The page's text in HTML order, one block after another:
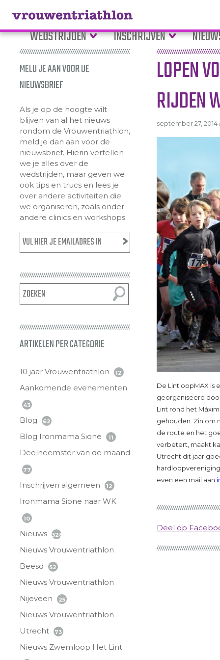
WEDSTRIJDEN INSCHRIJVEN
MELD JE AAN VOOR DE
NIEUWSBRIEF
Als je op de hoogte wilt
blijven van al het nieuws
rondom de Vrouwentriathlon,
meld je dan aan voor de
nieuwsbrief. Hierin vertellen
we je alles over de
wedstrijden, maar geven we
ook tips en trucs en lees je
over andere activiteiten die
we organiseren, zoals onder
andere clinics en workshops.
ARTIKELEN PER CATEGORIE
10 jaar Vrouwentriathlon 12
Aankomende evenementen
43
Blog 62
Blog Ironmama Sione 11
Deelneemster van de maand
77
Inschrijven algemeen 12
Ironmama Sione naar WK
10
Nieuws 328
Nieuws Vrouwentriathlon
Beesd
52
Nieuws Vrouwentriathlon
Nijeveen
25
Nieuws Vrouwentriathlon
Utrecht
73
Nieuws Zwemloop Het Lint
LOPEN
RIJDEN
september 27, 2014
De LintloopMAX is
georganiseerd
Lint rond het
gehouden. Zin om
de route en het
verbetert, maakt
Utrecht dit jaar
even een mail aan
Deel op